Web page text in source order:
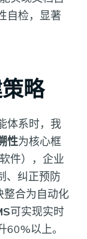
自检，显著
略
体系时，我
性为核心框
件），企业
、纠正预防
整合为自动化
可实现实时
60%以上。